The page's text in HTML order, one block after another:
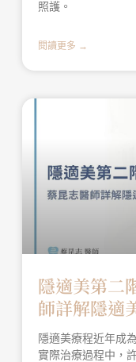
照護。
閱讀更多 →
隱適美第二
師詳解隱適
隱適美療程近年成
實際治療過程中，